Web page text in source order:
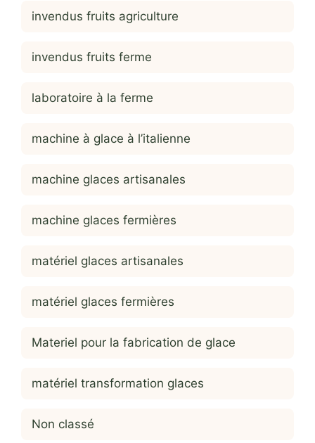
invendus fruits agriculture
invendus fruits ferme
laboratoire à la ferme
machine à glace à l’italienne
machine glaces artisanales
machine glaces fermières
matériel glaces artisanales
matériel glaces fermières
Materiel pour la fabrication de glace
matériel transformation glaces
Non classé